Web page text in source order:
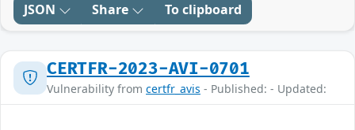
JSON Share To clipboard
CERTFR-2023-AVI-0701
Vulnerability from certfr_avis - Published: - Updated: